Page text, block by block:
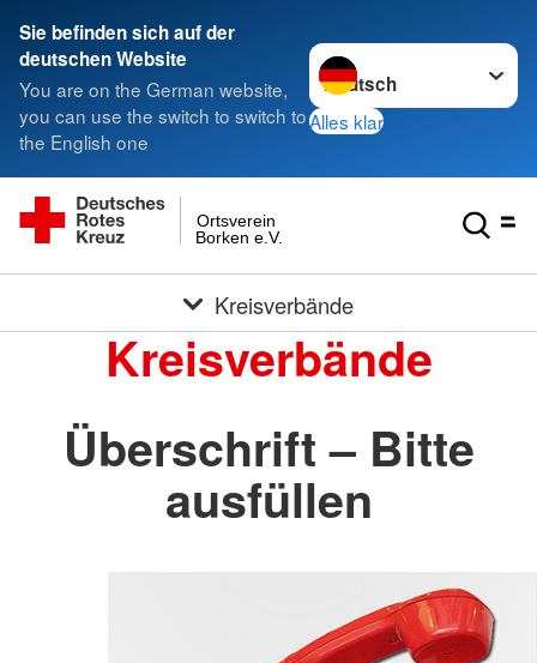
Sie befinden sich auf der
deutschen Website
You are on the German website,
you can use the switch to switch to
the English one
Sprache wechseln zu
Alles klar
Borken e.V.
Ortsverein
Kreisverbände
Kreisverbände
Überschrift – Bitte
ausfüllen